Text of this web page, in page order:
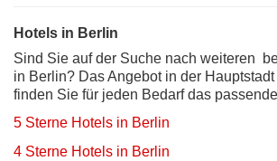
Hotels in Berlin
Sind Sie auf der Suche nach weiteren
in Berlin? Das Angebot in der
finden Sie für jeden Bedarf das
5 Sterne Hotels in Berlin
4 Sterne Hotels in Berlin